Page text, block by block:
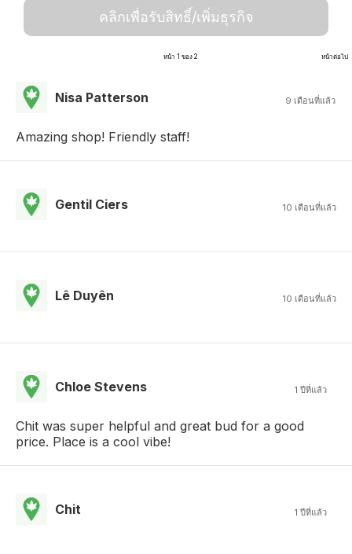
คลิกเพื่อรับสิทธิ์/เพิ่มธุรกิจ
หน้า 1 ของ 2 หน้าต่อไป
Nisa Patterson 9 เดือนที่แล้ว
Amazing shop! Friendly staff!
Gentil Ciers 10 เดือนที่แล้ว
Lê Duyên 10 เดือนที่แล้ว
Chloe Stevens 1 ปีที่แล้ว
Chit was super helpful and great bud for a good
price. Place is a cool vibe!
Chit 1 ปีที่แล้ว